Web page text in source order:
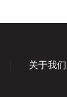
关于我们